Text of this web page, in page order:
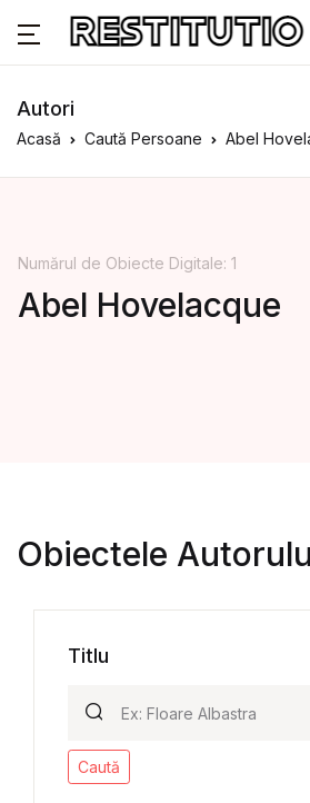
Autori
Acasă Caută Persoane Abel
Numărul de Obiecte Digitale: 1
Abel Hovelacque
Obiectele
Titlu
Caută